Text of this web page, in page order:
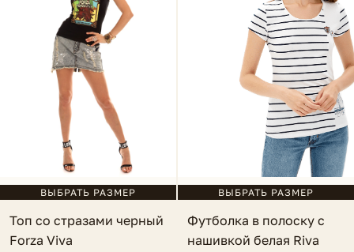
ВЫБРАТЬ РАЗМЕР
Топ со стразами черный
Forza Viva
ВЫБРАТЬ РАЗМЕР
Футболка в полоску с
нашивкой белая Riva